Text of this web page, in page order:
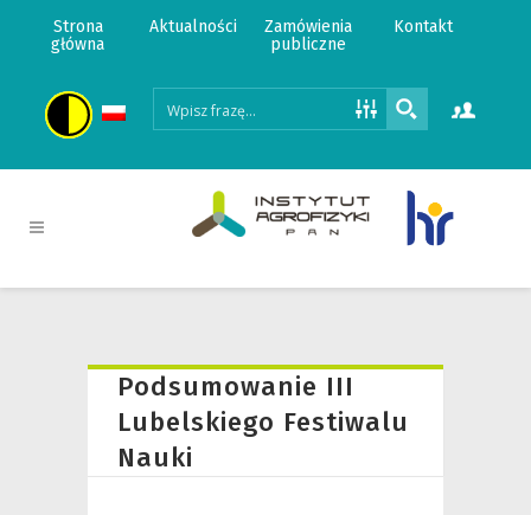
Strona
główna
Aktualności
Zamówienia
publiczne
Kontakt
Podsumowanie III
Lubelskiego Festiwalu
Nauki